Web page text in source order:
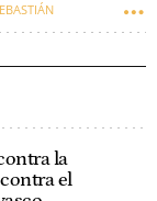
la
el